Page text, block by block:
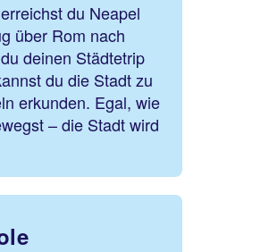
du Neapel
über Rom nach
deinen Städtetrip
du die Stadt zu
erkunden. Egal, wie
– die Stadt wird